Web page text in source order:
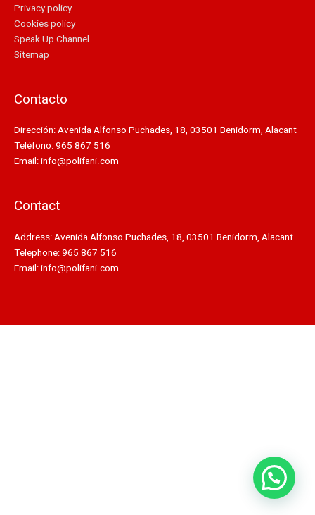
Privacy policy
Cookies policy
Speak Up Channel
Sitemap
Contacto
Dirección: Avenida Alfonso Puchades, 18, 03501 Benidorm, Alacant
Teléfono: 965 867 516
Email: info@polifani.com
Contact
Address: Avenida Alfonso Puchades, 18, 03501 Benidorm, Alacant
Telephone: 965 867 516
Email: info@polifani.com